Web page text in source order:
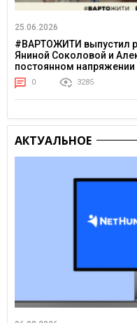
25.06.2026
#ВАРТОЖИТИ выпустил
Яниной Соколовой и
постоянном напряжении
0 3285
АКТУАЛЬНОЕ